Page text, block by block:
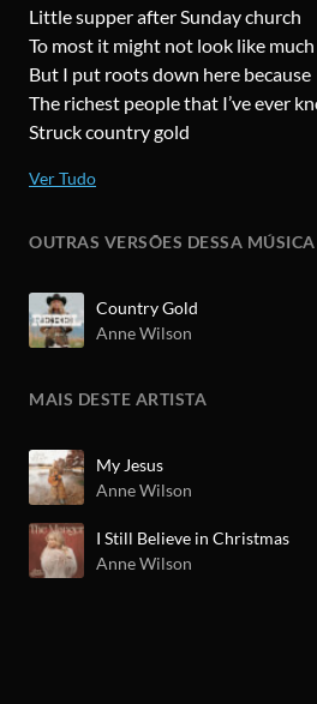
Little supper after Sunday church
To most it might not look like much
But I put roots down here because
The richest people that I’ve ever
Struck country gold
OUTRAS VERSÕES DESSA MÚSICA
Country Gold
Anne Wilson
MAIS DESTE ARTISTA
My Jesus
Anne Wilson
I Still Believe in Christmas
Anne Wilson